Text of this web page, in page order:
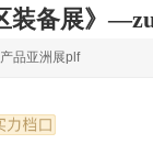
装备展》
品展 零售展|oem展
品亚洲展plf
（plf）